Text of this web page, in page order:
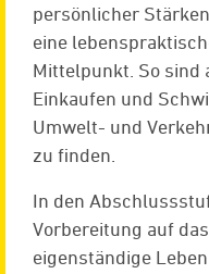
persönlicher
eine
Mittelpunkt. So sind
Einkaufen und
Umwelt- und
zu finden.
In den
Vorbereitung auf
eigenständige